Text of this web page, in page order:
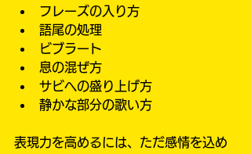
フレーズの入り方
語尾の処理
ビブラート
息の混ぜ方
サビへの盛り上げ方
静かな部分の歌い方
表現力を高めるには、ただ感情を込め